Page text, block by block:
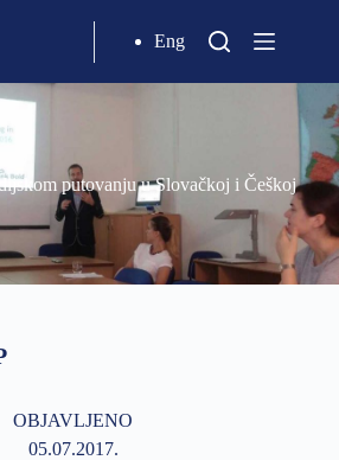
Eng
putovanju u Slovačkoj i Češkoj
OBJAVLJENO
05.07.2017.